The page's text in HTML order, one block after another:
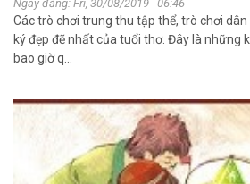
Ngày đăng: Fri, 30/08/2019 - 06:46
Các trò chơi trung thu tập thể, trò chơi
ký đẹp đẽ nhất của tuổi thơ. Đây là những
bao giờ q...